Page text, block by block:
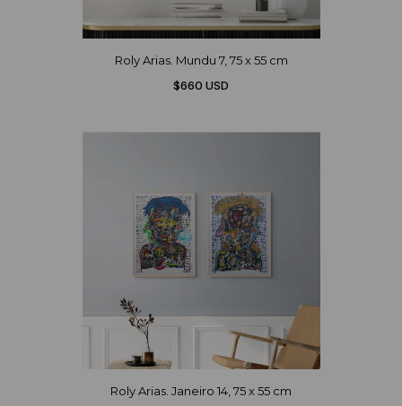
Reflejos y duplicaciones. Galería de Arte Mamoré. Salta,
marzo. 2006. Apuntes en la Plaza. Plaza de Almas.
Salta. 2005. 70 Apuntes. Pinturas. Galería Fedro. Salta.
Junio. 2004. Roly Arias Dibujos. Galería Fedro. Salta.
Setiembre 2003. Trabajar cansa. Centro Cultural
en tinta china. Dibujos. Aldo. Salta, mayo. 2000. Corpo a
Casona del Molino. Salta, noviembre. 1997. Barrio.
Pintura. Hotel Colonial. Salta, agosto. 1995. Perdiendo el
tiempo. Dibujo. La Casona del Molino. Salta, abril. 1994.
Fuga. Dibujo. Museo Provincial de Bellas Artes. Salta,
Roly Arias. Mundu 7, 75 x 55 cm
$660 USD
Roly Arias. Janeiro 14, 75 x 55 cm